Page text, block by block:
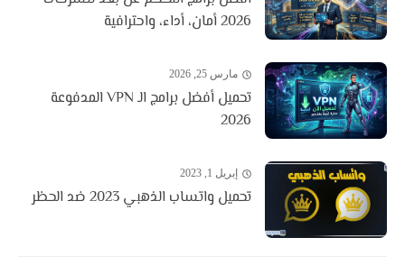
2026 أمان، أداء، واحترافية
مارس 25, 2026
تحميل أفضل برامج الـ VPN المدفوعة
2026
إبريل 1, 2023
تحميل واتساب الذهبي 2023 ضد الحظر